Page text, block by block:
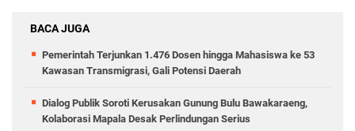
BACA JUGA
Pemerintah Terjunkan 1.476 Dosen hingga Mahasiswa ke 53
Kawasan Transmigrasi, Gali Potensi Daerah
Dialog Publik Soroti Kerusakan Gunung Bulu Bawakaraeng,
Kolaborasi Mapala Desak Perlindungan Serius